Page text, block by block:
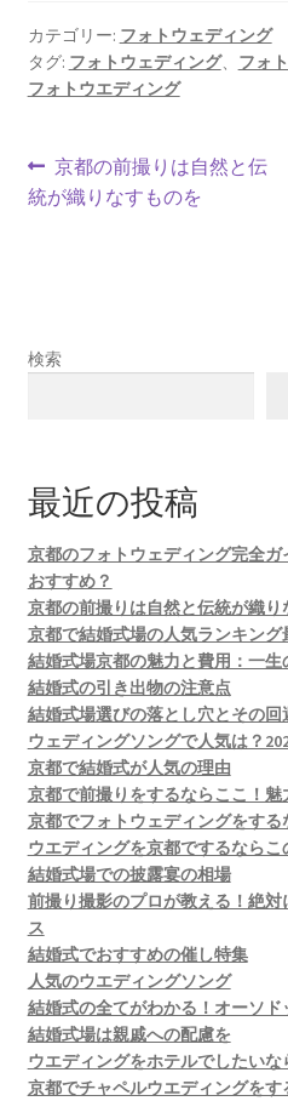
カテゴリー: フォトウェディング
タグ: フォトウェディング、 フォ
フォトウエディング
投
稿
ゲ
ョ
ン
前
の
京都の前撮りは自然と伝
統が織りなすものを
検索
最近の投稿
京都のフォトウェディング完全
おすすめ？
京都の前撮りは自然と伝統が織り
京都で結婚式場の人気ランキング
結婚式場京都の魅力と費用：一
結婚式の引き出物の注意点
結婚式場選びの落とし穴とその回
ウェディングソングで人気は？
京都で結婚式が人気の理由
京都で前撮りをするならここ！
京都でフォトウェディングをする
ウエディングを京都でするならこ
結婚式場での披露宴の相場
前撮り撮影のプロが教える！絶
ス
結婚式でおすすめの催し特集
人気のウエディングソング
結婚式の全てがわかる！オーソ
結婚式場は親戚への配慮を
ウエディングをホテルでしたいな
京都でチャペルウエディングをす